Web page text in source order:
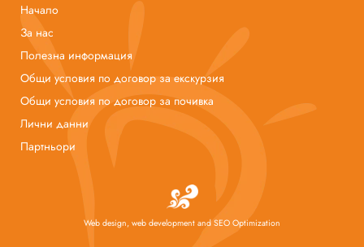
Начало
За нас
Полезна информация
Общи условия по договор за екскурзия
Общи условия по договор за почивка
Лични данни
Партньори
Web design, web development and SEO Optimization